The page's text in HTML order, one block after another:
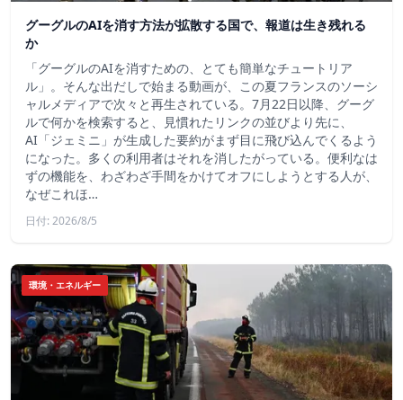
グーグルのAIを消す方法が拡散する国で、報道は生き残れる
か
「グーグルのAIを消すための、とても簡単なチュートリア
ル」。そんな出だしで始まる動画が、この夏フランスのソーシ
ャルメディアで次々と再生されている。7月22日以降、グーグ
ルで何かを検索すると、見慣れたリンクの並びより先に、
AI「ジェミニ」が生成した要約がまず目に飛び込んでくるよう
になった。多くの利用者はそれを消したがっている。便利なは
ずの機能を、わざわざ手間をかけてオフにしようとする人が、
なぜこれほ…
日付: 2026/8/5
環境・エネルギー